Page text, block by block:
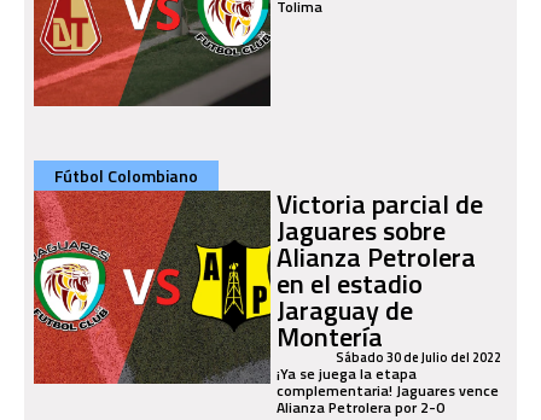
Tolima
Fútbol Colombiano
Victoria parcial de
Jaguares sobre
Alianza Petrolera
en el estadio
Jaraguay de
MonteríaSábado 30 de Julio del 2022
¡Ya se juega la etapa
complementaria! Jaguares vence
Alianza Petrolera por 2-0